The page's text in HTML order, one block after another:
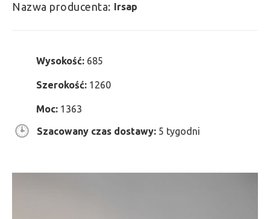
Nazwa producenta: Irsap
Wysokość: 685
Szerokość: 1260
Moc: 1363
Szacowany czas dostawy: 5 tygodni